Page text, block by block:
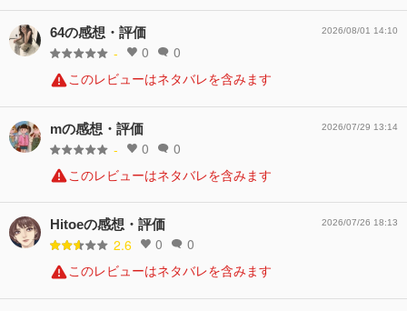
64の感想・評価
- 0 0
2026/08/01 14:10
このレビューはネタバレを含みます
mの感想・評価
- 0 0
2026/07/29 13:14
このレビューはネタバレを含みます
Hitoeの感想・評価
2.6 0 0
2026/07/26 18:13
このレビューはネタバレを含みます